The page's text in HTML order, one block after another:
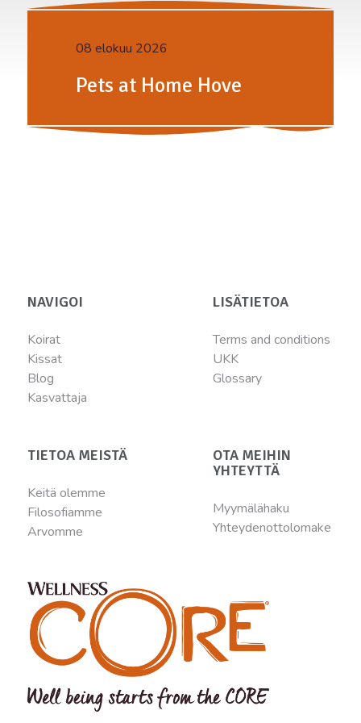
08 elokuu 2026
Pets at Home Hove
NAVIGOI
Koirat
Kissat
Blog
Kasvattaja
LISÄTIETOA
Terms and conditions
UKK
Glossary
TIETOA MEISTÄ
Keitä olemme
Filosofiamme
Arvomme
OTA MEIHIN
YHTEYTTÄ
Myymälähaku
Yhteydenottolomake